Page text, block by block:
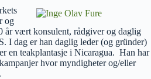
og
år vært konsulent, rådgiver og daglig
I dag er han daglig leder (og gründer)
en teakplantasje i Nicaragua. Han har
hvor myndigheter og/eller